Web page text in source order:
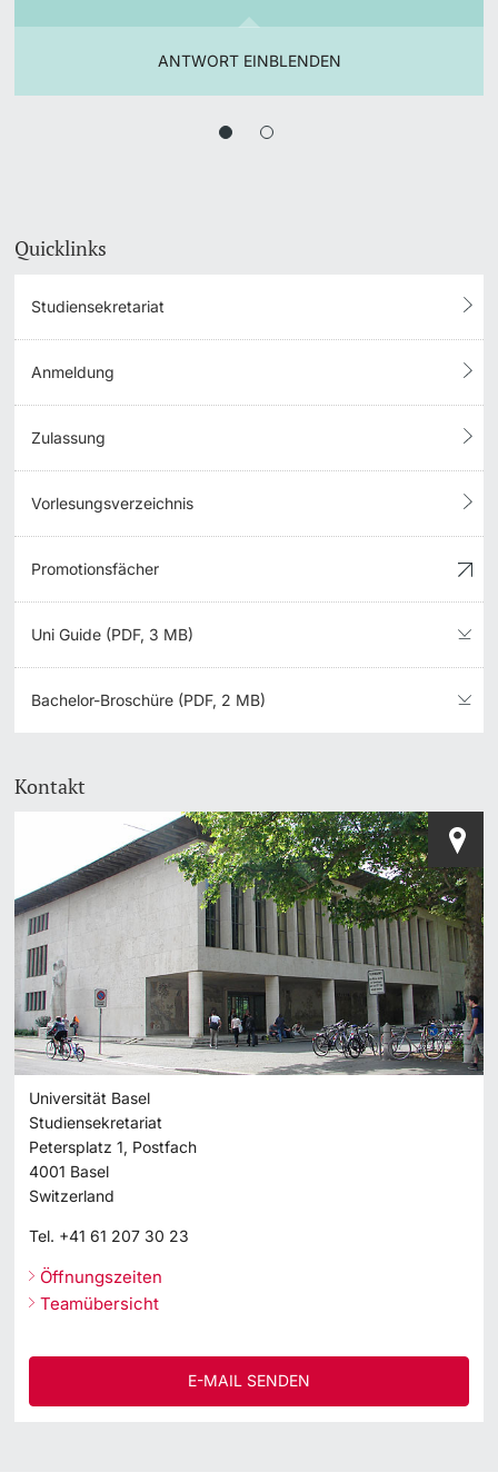
ANTWORT EINBLENDEN
Quicklinks
Studiensekretariat
Anmeldung
Zulassung
Vorlesungsverzeichnis
Promotionsfächer
Uni Guide (PDF, 3 MB)
Bachelor-Broschüre (PDF, 2 MB)
Kontakt
Universität Basel
Studiensekretariat
Petersplatz 1, Postfach
4001 Basel
Switzerland
Tel. +41 61 207 30 23
Öffnungszeiten
Teamübersicht
E-MAIL SENDEN